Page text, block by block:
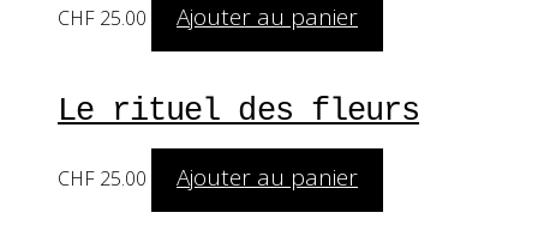
CHF 25.00 Ajouter au panier
Le rituel des fleurs
CHF 25.00 Ajouter au panier